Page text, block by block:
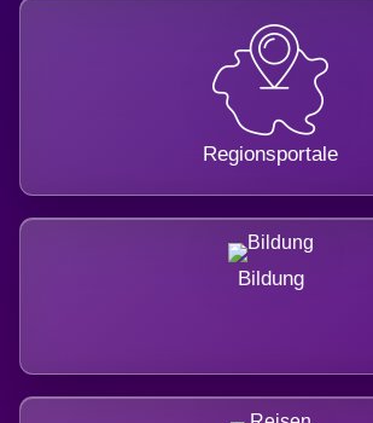
Regionsportale
Bildung